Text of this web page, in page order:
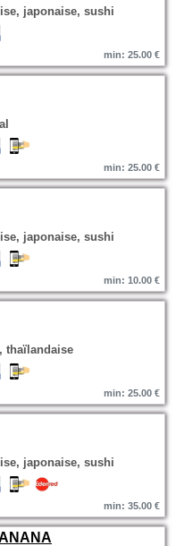
japonaise, sushi
min: 25.00 €
min: 25.00 €
japonaise, sushi
min: 10.00 €
thaïlandaise
min: 25.00 €
japonaise, sushi
min: 35.00 €